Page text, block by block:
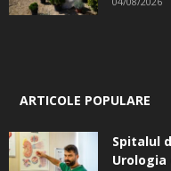
ARTICOLE POPULARE
Spitalul